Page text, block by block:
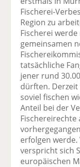
Fischerei-
Region zu
Fischerei
gemeinsamen
tatsächliche
jener rund
dürften.
soviel fischen
Anteil bei der
Fischereirechte
erfolgen werde.
verspricht sich
europäischen